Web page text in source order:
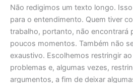
Não redigimos um texto longo.
para o entendimento. Quem tiver
trabalho, portanto, não encontrará
poucos momentos. Também não
exaustivo. Escolhemos restringir
problemas e, algumas vezes,
argumentos, a fim de deixar